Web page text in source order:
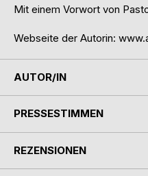
Mit einem Vorwort von
Webseite der Autorin:
AUTOR/IN
PRESSESTIMMEN
REZENSIONEN